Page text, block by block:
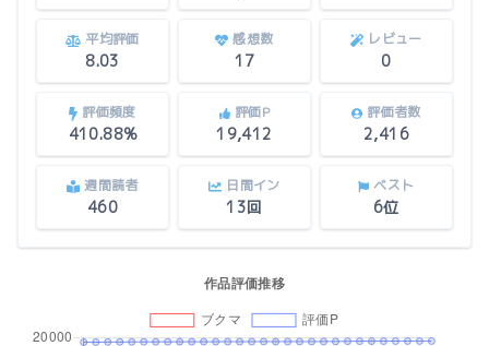
平均評価
8.03
感想数
17
レビュー
0
評価頻度
410.88%
評価P
19,412
評価者数
2,416
週間読者
460
日間イン
13回
ベスト
6位